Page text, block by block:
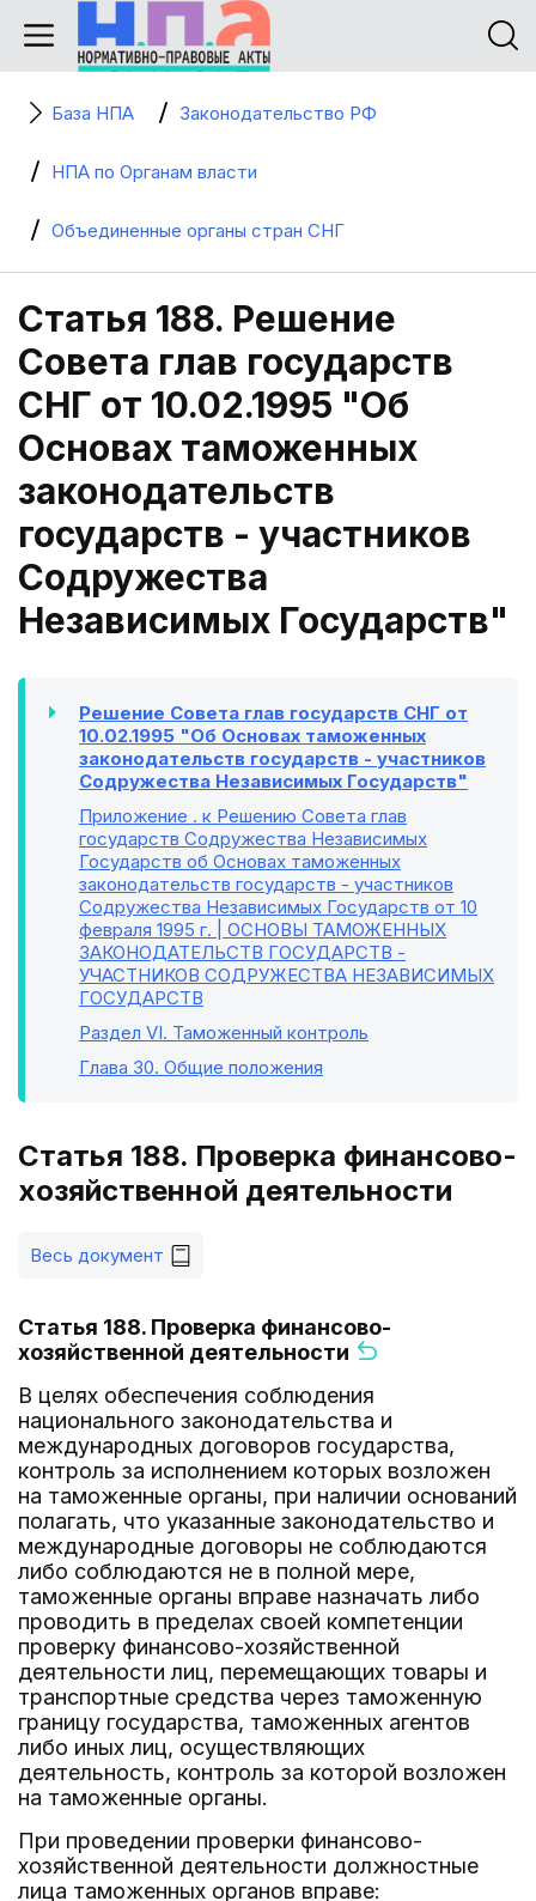
База НПА Законодательство РФ
НПА по Органам власти
Объединенные органы стран СНГ
Статья 188. Решение
Совета глав государств
СНГ от 10.02.1995 "Об
Основах таможенных
законодательств
государств - участников
Содружества
Независимых Государств"
Решение Совета глав государств СНГ от
10.02.1995 "Об Основах таможенных
законодательств государств - участников
Содружества Независимых Государств"
Приложение . к Решению Совета глав
государств Содружества Независимых
Государств об Основах таможенных
законодательств государств - участников
Содружества Независимых Государств от 10
февраля 1995 г. | ОСНОВЫ ТАМОЖЕННЫХ
ЗАКОНОДАТЕЛЬСТВ ГОСУДАРСТВ -
УЧАСТНИКОВ СОДРУЖЕСТВА НЕЗАВИСИМЫХ
ГОСУДАРСТВ
Раздел VI. Таможенный контроль
Глава 30. Общие положения
Статья 188. Проверка финансово-
хозяйственной деятельности
Весь документ
Статья 188. Проверка финансово-
хозяйственной деятельности
В целях обеспечения соблюдения
национального законодательства и
международных договоров государства,
контроль за исполнением которых возложен
на таможенные органы, при наличии оснований
полагать, что указанные законодательство и
международные договоры не соблюдаются
либо соблюдаются не в полной мере,
таможенные органы вправе назначать либо
проводить в пределах своей компетенции
проверку финансово-хозяйственной
деятельности лиц, перемещающих товары и
транспортные средства через таможенную
границу государства, таможенных агентов
либо иных лиц, осуществляющих
деятельность, контроль за которой возложен
на таможенные органы.
При проведении проверки финансово-
хозяйственной деятельности должностные
лица таможенных органов вправе: